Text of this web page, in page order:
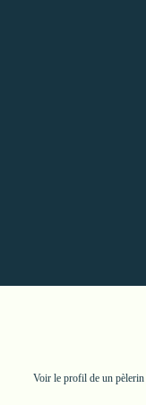
Voir le profil de un pèlerin